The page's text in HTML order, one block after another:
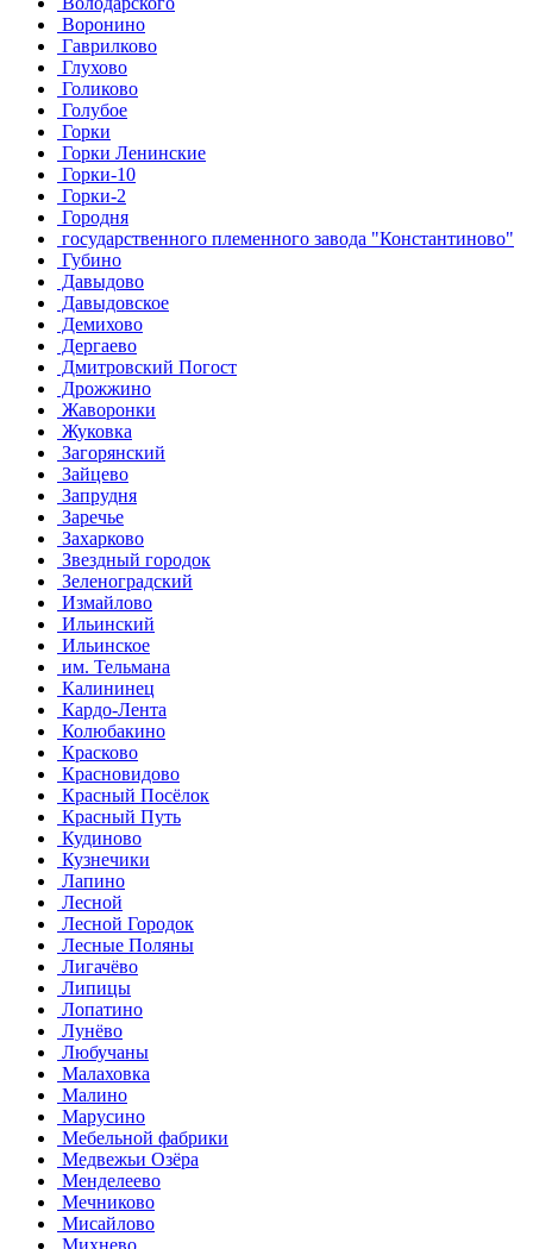
Воронино
Гаврилково
Глухово
Голиково
Голубое
Горки
Горки Ленинские
Горки-10
Горки-2
Городня
государственного племенного завода "Константиново"
Губино
Давыдово
Давыдовское
Демихово
Дергаево
Дмитровский Погост
Дрожжино
Жаворонки
Жуковка
Загорянский
Зайцево
Запрудня
Заречье
Захарково
Звездный городок
Зеленоградский
Измайлово
Ильинский
Ильинское
им. Тельмана
Калининец
Кардо-Лента
Колюбакино
Красково
Красновидово
Красный Посёлок
Красный Путь
Кудиново
Кузнечики
Лапино
Лесной
Лесной Городок
Лесные Поляны
Лигачёво
Липицы
Лопатино
Лунёво
Любучаны
Малаховка
Малино
Марусино
Мебельной фабрики
Медвежьи Озёра
Менделеево
Мечниково
Мисайлово
Михнево